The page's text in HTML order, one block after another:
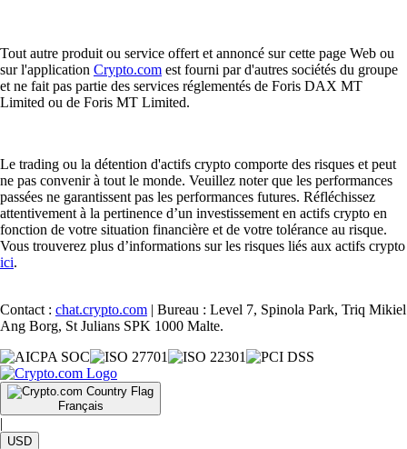
Tout autre produit ou service offert et annoncé sur cette page Web ou
sur l'application Crypto.com est fourni par d'autres sociétés du groupe
et ne fait pas partie des services réglementés de Foris DAX MT
Limited ou de Foris MT Limited.
Le trading ou la détention d'actifs crypto comporte des risques et peut
ne pas convenir à tout le monde. Veuillez noter que les performances
passées ne garantissent pas les performances futures. Réfléchissez
attentivement à la pertinence d’un investissement en actifs crypto en
fonction de votre situation financière et de votre tolérance au risque.
Vous trouverez plus d’informations sur les risques liés aux actifs crypto
ici.
Contact : chat.crypto.com | Bureau : Level 7, Spinola Park, Triq Mikiel
Ang Borg, St Julians SPK 1000 Malte.
Français
|
USD